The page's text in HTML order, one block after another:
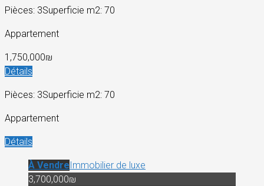
Pièces: 3Superficie m2: 70
Appartement
1,750,000₪
Détails
Pièces: 3Superficie m2: 70
Appartement
Détails
À VendreImmobilier de luxe
3,700,000₪